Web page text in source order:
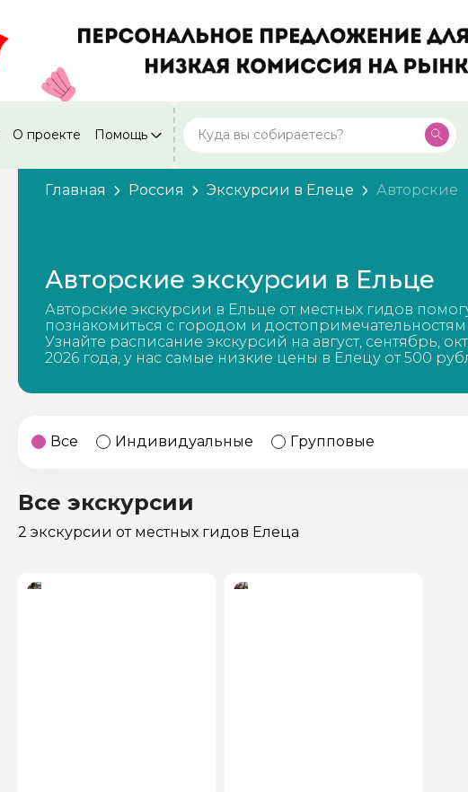
О проекте Помощь
Москва
Россия
Россия
Калининград
Россия
28 экскурсий
Кисловодск
Россия
20 экскурсий
Дербент
Посмотреть все города
Главная Россия Экскурсии в Елеце Авторские
Авторские экскурсии в Ельце
Авторские экскурсии в Ельце от местных гидов
познакомиться с городом и
Узнайте расписание экскурсий на август, сентябрь,
2026 года, у нас самые низкие цены в Елецу от 500
Все Индивидуальные Групповые
Все экскурсии
2 экскурсии от местных гидов Елеца